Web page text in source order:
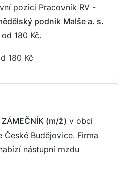
pozici Pracovník RV -
podnik Malše a. s.
od 180 Kč.
180 Kč
ZÁMEČNÍK (m/ž) v obci
České Budějovice. Firma
nástupní mzdu